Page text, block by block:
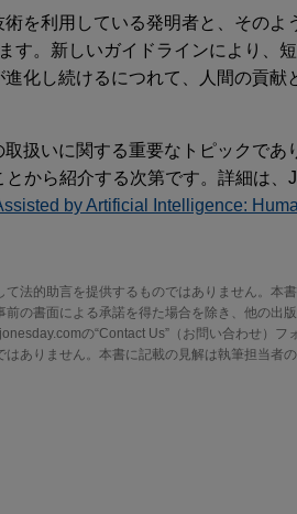
を利用している発明者と、そのよ
す。新しいガイドラインにより、
化し続けるにつれて、人間の貢献
扱いに関する重要なトピックであ
から紹介する次第です。詳細は、
by Artificial Intelligence:
法的助言を提供するものではありません。本
の書面による承諾を得た場合を除き、他の出
の“Contact Us”（お問い合わせ）
ありません。本書に記載の見解は執筆担当者